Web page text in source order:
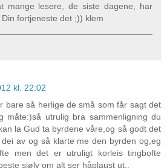
mange lesere, de siste dagene, har
fortjeneste det ;)) klem
kl. 22:02
bare så herlige de små som får sagt det
måte:)så utrulig bra sammenligning du
la Gud ta byrdene våre,og så godt det
av og så klarte me den byrden og,eg
men det er utruligt korleis tingbofte
sjølv om alt ser håplaust ut..